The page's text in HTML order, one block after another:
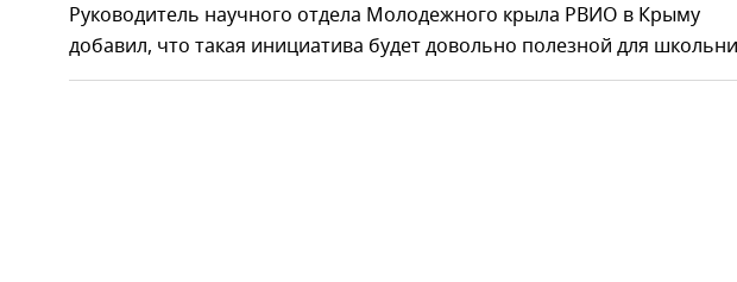
Руководитель научного отдела Молодежного крыла РВИО в Крыму
добавил, что такая инициатива будет довольно полезной для